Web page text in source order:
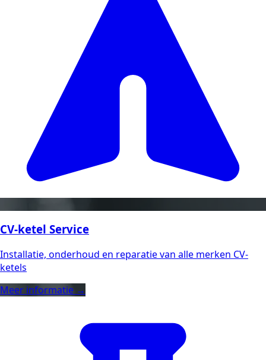
CV-ketel Service
Installatie, onderhoud en reparatie van alle merken CV-
ketels
Meer informatie →